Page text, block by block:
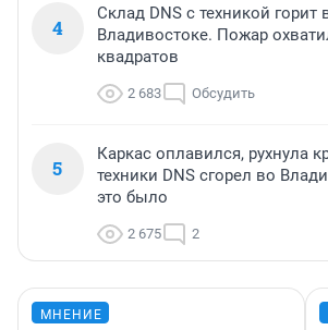
4
Склад DNS с техникой горит
Владивостоке. Пожар
квадратов
2 683 Обсудить
5
Каркас оплавился, рухнула
техники DNS сгорел во
это было
2 675 2
МНЕНИЕ